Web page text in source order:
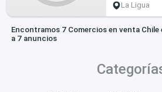
La Ligua
Encontramos 7 Comercios en venta Chile
a 7 anuncios